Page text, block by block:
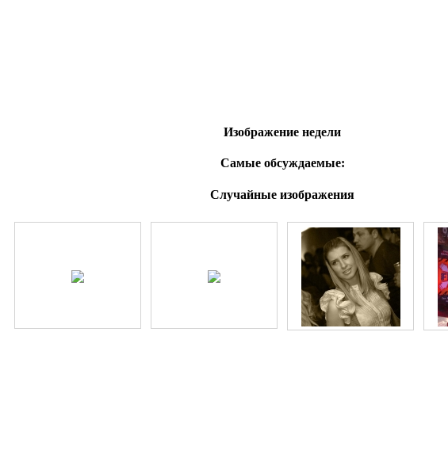
Изображение недели
Самые обсуждаемые:
Случайные изображения